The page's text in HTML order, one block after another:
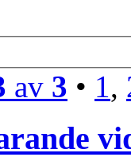
av 3 • 1,